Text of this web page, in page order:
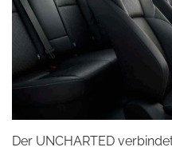
Der UNCHARTED